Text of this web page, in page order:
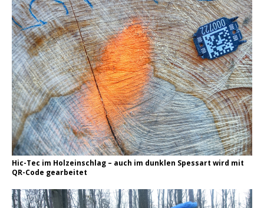
Hic-Tec im Holzeinschlag – auch im dunklen Spessart wird mit
QR-Code gearbeitet